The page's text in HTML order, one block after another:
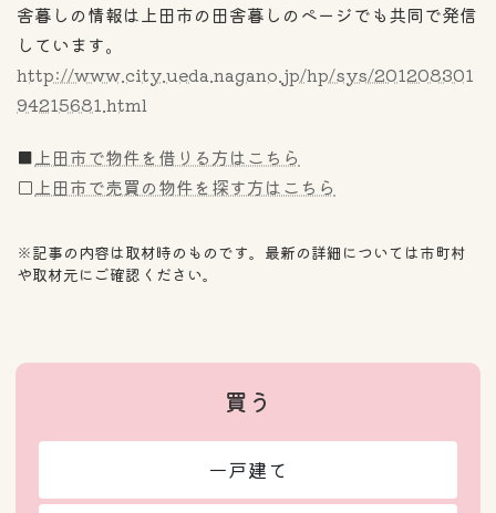
舎暮しの情報は上田市の田舎暮しのページでも共同で発信
しています。
http://www.city.ueda.nagano.jp/hp/sys/201208301
94215681.html
■上田市で物件を借りる方はこちら
□上田市で売買の物件を探す方はこちら
※記事の内容は取材時のものです。最新の詳細については市町村
や取材元にご確認ください。
買う
一戸建て